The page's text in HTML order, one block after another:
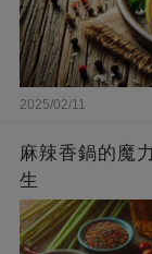
2025/02/11
麻辣香鍋的魔
生